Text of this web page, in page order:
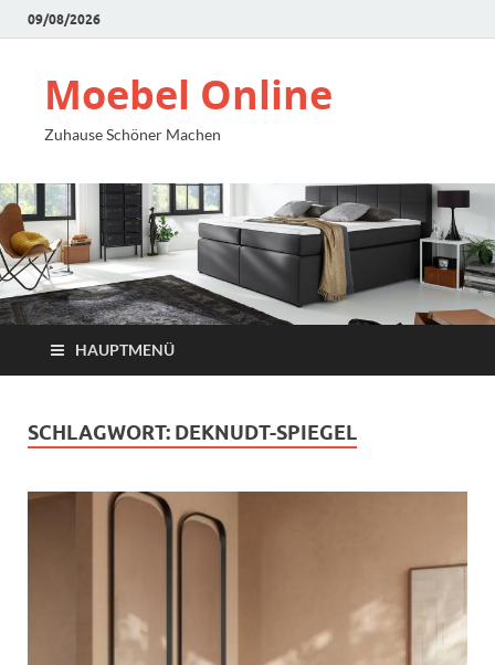
09/08/2026
Moebel Online
Zuhause Schöner Machen
HAUPTMENÜ
SCHLAGWORT: DEKNUDT-SPIEGEL